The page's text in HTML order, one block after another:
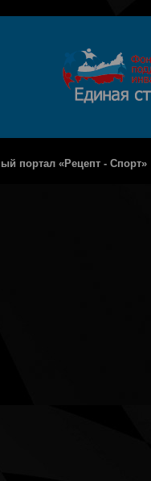
портал «Рецепт - Спорт»